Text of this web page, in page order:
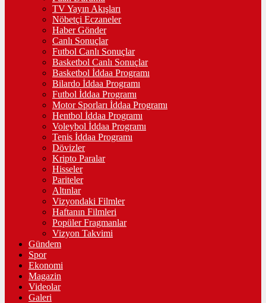
TV Yayın Akışları
Nöbetçi Eczaneler
Haber Gönder
Canlı Sonuçlar
Futbol Canlı Sonuçlar
Basketbol Canlı Sonuçlar
Basketbol İddaa Programı
Bilardo İddaa Programı
Futbol İddaa Programı
Motor Sporları İddaa Programı
Hentbol İddaa Programı
Voleybol İddaa Programı
Tenis İddaa Programı
Dövizler
Kripto Paralar
Hisseler
Pariteler
Altınlar
Vizyondaki Filmler
Haftanın Filmleri
Popüler Fragmanlar
Vizyon Takvimi
Gündem
Spor
Ekonomi
Magazin
Videolar
Galeri